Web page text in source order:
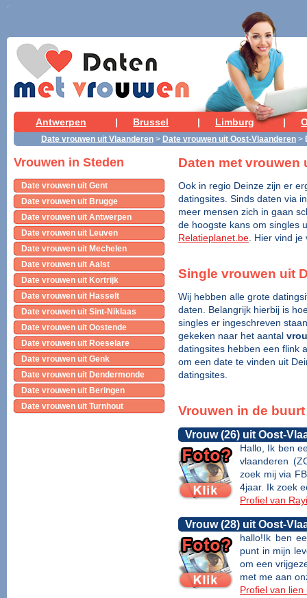
Antwerpen | Brussel | Limburg |
Date vrouwen uit Vlaanderen > Date vrouwen uit Oost-Vlaanderen >
Vrouwen in Steden
Date vrouwen uit Gent
Date vrouwen uit Brugge
Date vrouwen uit Antwerpen
Date vrouwen uit Leuven
Date vrouwen uit Mechelen
Date vrouwen uit Aalst
Date vrouwen uit Kortrijk
Date vrouwen uit Hasselt
Date vrouwen uit Sint-Niklaas
Date vrouwen uit Oostende
Date vrouwen uit Roeselare
Date vrouwen uit Genk
Date vrouwen uit Dendermonde
Date vrouwen uit Beringen
Date vrouwen uit Turnhout
Daten met vrouwen
Ook in regio Deinze zijn er
datingsites. Sinds daten via
meer mensen zich in gaan
de hoogste kans om singles
Relatieplanet.be . Hier vind
Single vrouwen uit
Wij hebben alle grote
daten. Belangrijk hierbij is
singles er ingeschreven
gekeken naar het aantal
datingsites hebben een flink
om een date te vinden uit
datingsites.
Vrouwen in de
Vrouw (26) uit Oost-
Hallo, Ik ben
vlaanderen
zoek mij via
4jaar. Ik zoek
Profiel van
Vrouw (28) uit Oost-
hallo!Ik ben
punt in mijn
om een
met me aan
Profiel van